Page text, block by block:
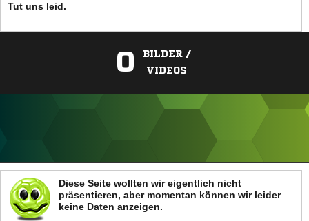
Tut uns leid.
0
BILDER /
VIDEOS
ANZEIGE
Diese Seite wollten wir eigentlich nicht
präsentieren, aber momentan können wir leider
keine Daten anzeigen.